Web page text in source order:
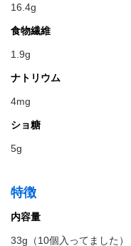
16.4g
食物繊維
1.9g
ナトリウム
4mg
ショ糖
5g
特徴
内容量
33g（10個入ってました）